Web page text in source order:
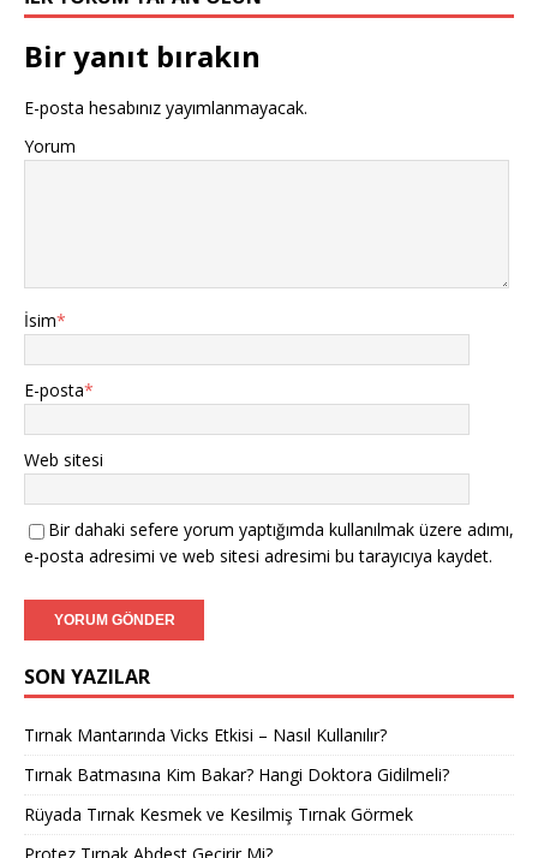
Bir yanıt bırakın
E-posta hesabınız yayımlanmayacak.
Yorum
İsim*
E-posta*
Web sitesi
Bir dahaki sefere yorum yaptığımda kullanılmak üzere adımı,
e-posta adresimi ve web sitesi adresimi bu tarayıcıya kaydet.
SON YAZILAR
Tırnak Mantarında Vicks Etkisi – Nasıl Kullanılır?
Tırnak Batmasına Kim Bakar? Hangi Doktora Gidilmeli?
Rüyada Tırnak Kesmek ve Kesilmiş Tırnak Görmek